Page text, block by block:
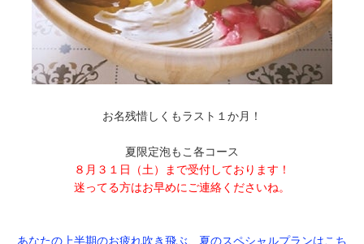
お名残惜しくもラスト１か月！
夏限定泡もこ各コース
８月３１日（土）まで受付しております！
迷ってる方はお早めにご連絡くださいね。
あなたの上半期のお疲れ吹き飛ぶ、夏のスペシャルプランはこち